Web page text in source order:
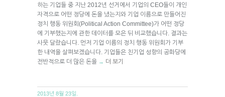
하는 기업들 중 지난 2012년 선거에서 기업의 CEO들이 개인
자격으로 어떤 정당에 돈을 냈는지와 기업 이름으로 만들어진
정치 행동 위원회(Political Action Committee)가 어떤 정당
에 기부했는지에 관한 데이터를 모은 뒤 비교했습니다. 결과는
사뭇 달랐습니다. 먼저 기업 이름의 정치 행동 위원회가 기부
한 내역을 살펴보겠습니다. 기업들은 친기업 성향의 공화당에
전반적으로 더 많은 돈을 → 더 보기
2013년 8월 23일.